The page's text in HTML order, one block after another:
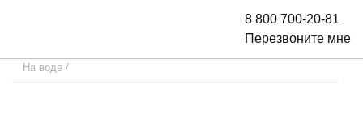
8 800 700-20-81
Перезвоните мне
На воде /